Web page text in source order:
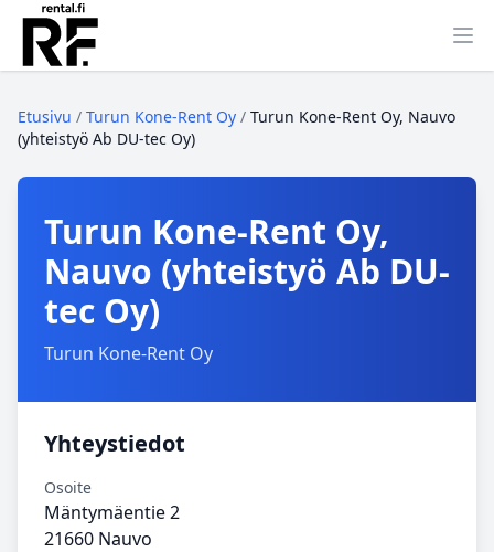
Etusivu / Turun Kone-Rent Oy / Turun Kone-Rent Oy, Nauvo
(yhteistyö Ab DU-tec Oy)
Turun Kone-Rent Oy,
Nauvo (yhteistyö Ab DU-
tec Oy)
Turun Kone-Rent Oy
Yhteystiedot
Osoite
Mäntymäentie 2
21660 Nauvo